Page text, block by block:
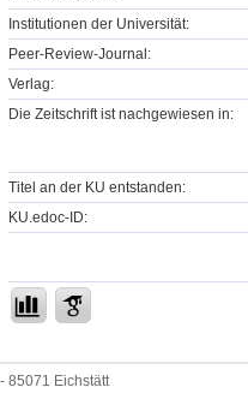
Institutionen der Universität:
Peer-Review-Journal:
Verlag:
Die Zeitschrift ist nachgewiesen in:
Titel an der KU entstanden:
KU.edoc-ID:
85071 Eichstätt